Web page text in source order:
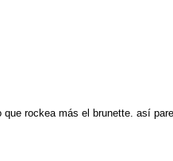
rockea más el brunette. así